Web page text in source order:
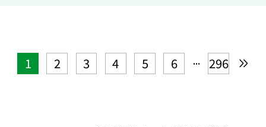
1 2 3 4 5 6 ... 296